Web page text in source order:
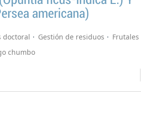
americana)
doctoral Gestión de residuos
Frutales
chumbo